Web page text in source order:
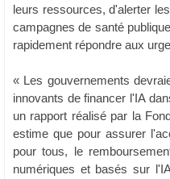
leurs ressources, d'alerter
campagnes de santé
rapidement répondre aux
« Les gouvernements
innovants de financer l'IA
un rapport réalisé par la
estime que pour assurer
pour tous, le
numériques et basés sur